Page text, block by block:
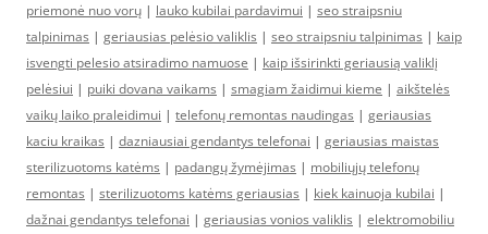
priemonė nuo vorų | lauko kubilai pardavimui | seo straipsniu
talpinimas | geriausias pelėsio valiklis | seo straipsniu talpinimas | kaip
isvengti pelesio atsiradimo namuose | kaip išsirinkti geriausią valiklį
pelėsiui | puiki dovana vaikams | smagiam žaidimui kieme | aikštelės
vaikų laiko praleidimui | telefonų remontas naudingas | geriausias
kaciu kraikas | dazniausiai gendantys telefonai | geriausias maistas
sterilizuotoms katėms | padangų žymėjimas | mobiliųjų telefonų
remontas | sterilizuotoms katėms geriausias | kiek kainuoja kubilai |
dažnai gendantys telefonai | geriausias vonios valiklis | elektromobiliu